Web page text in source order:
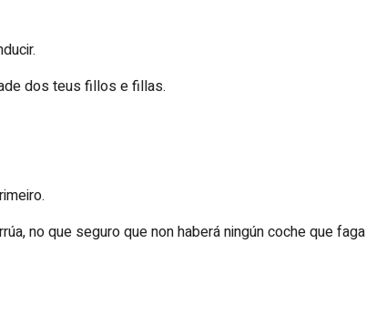
dos teus fillos e fillas.
no que seguro que non haberá ningún coche que faga